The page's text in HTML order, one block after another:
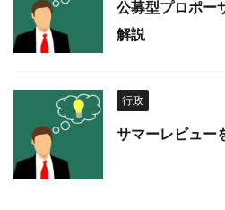
公募型プロポー
解説
行政
サマーレビュー